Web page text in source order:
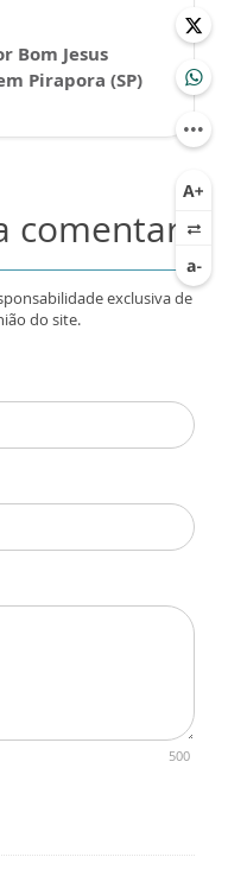
Bom Jesus
Pirapora (SP)
comentar
exclusiva de
do site.
500